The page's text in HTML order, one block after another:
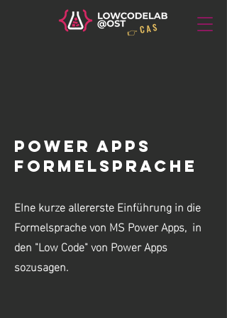
👉 C A S
Power Apps
formelsprache
EIne kurze allererste Einführung in die
Formelsprache von MS Power Apps, in
den "Low Code" von Power Apps
sozusagen.